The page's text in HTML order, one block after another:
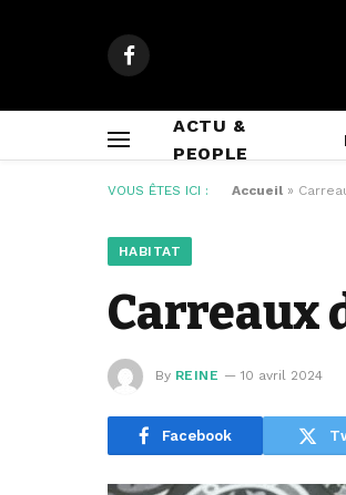
Facebook
ACTU &
PEOPLE
VOUS ÊTES ICI : Accueil »
HABITAT
Carreaux
By REINE 10 avril 2024
Facebook